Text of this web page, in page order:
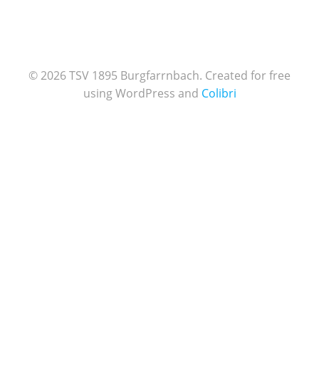
© 2026 TSV 1895 Burgfarrnbach. Created for free
using WordPress and Colibri